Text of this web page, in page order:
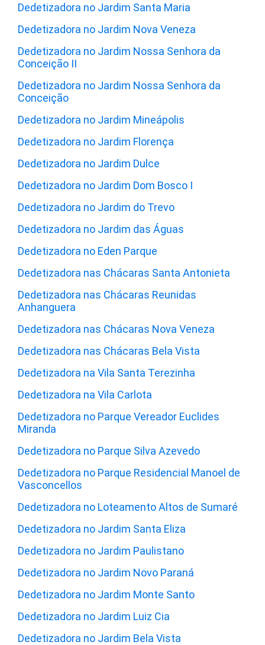
Dedetizadora no Jardim Santa Maria
Dedetizadora no Jardim Nova Veneza
Dedetizadora no Jardim Nossa Senhora da
Conceição II
Dedetizadora no Jardim Nossa Senhora da
Conceição
Dedetizadora no Jardim Mineápolis
Dedetizadora no Jardim Florença
Dedetizadora no Jardim Dulce
Dedetizadora no Jardim Dom Bosco I
Dedetizadora no Jardim do Trevo
Dedetizadora no Jardim das Águas
Dedetizadora no Eden Parque
Dedetizadora nas Chácaras Santa Antonieta
Dedetizadora nas Chácaras Reunidas
Anhanguera
Dedetizadora nas Chácaras Nova Veneza
Dedetizadora nas Chácaras Bela Vista
Dedetizadora na Vila Santa Terezinha
Dedetizadora na Vila Carlota
Dedetizadora no Parque Vereador Euclides
Miranda
Dedetizadora no Parque Silva Azevedo
Dedetizadora no Parque Residencial Manoel de
Vasconcellos
Dedetizadora no Loteamento Altos de Sumaré
Dedetizadora no Jardim Santa Eliza
Dedetizadora no Jardim Paulistano
Dedetizadora no Jardim Novo Paraná
Dedetizadora no Jardim Monte Santo
Dedetizadora no Jardim Luiz Cia
Dedetizadora no Jardim Bela Vista